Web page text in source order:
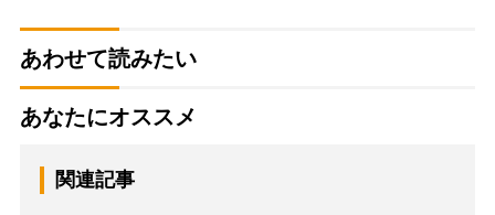
あわせて読みたい
あなたにオススメ
関連記事